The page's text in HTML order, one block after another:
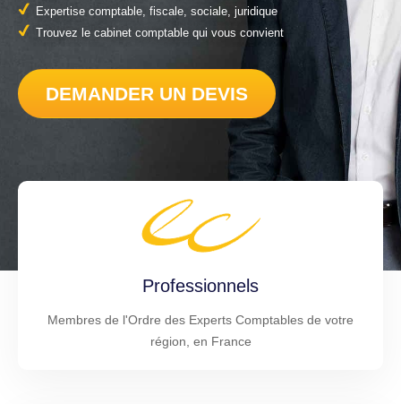
Expertise comptable, fiscale, sociale, juridique
Trouvez le cabinet comptable qui vous convient
DEMANDER UN DEVIS
Professionnels
Membres de l'Ordre des Experts Comptables de votre
région, en France